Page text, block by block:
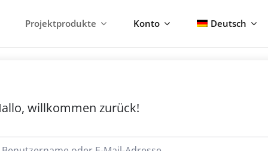
Projektprodukte Konto Deutsch
willkommen zurück!